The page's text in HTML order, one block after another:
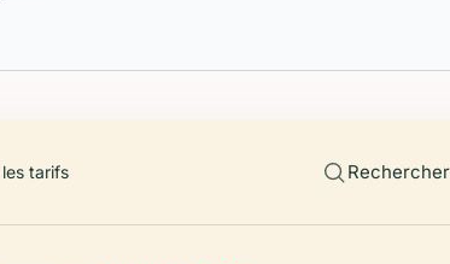
tarifs